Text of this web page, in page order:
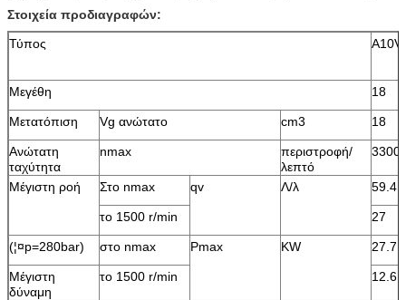
Στοιχεία προδιαγραφών:
Τύπος
Μεγέθη 18
Μετατόπιση Vg ανώτατο cm3 18
Ανώτατη
ταχύτητα
nmax
περιστροφή/
λεπτό
3300
Μέγιστη ροή Στο nmax qv Λ/λ 59.4
το 1500 r/min 27
(¦¤p=280bar) στο nmax Pmax KW 27.7
Μέγιστη
δύναμη
το 1500 r/min 12.6